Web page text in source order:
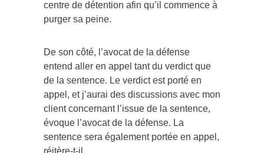
centre de détention afin qu’il commence à
purger sa peine.
De son côté, l’avocat de la défense
entend aller en appel tant du verdict que
de la sentence. Le verdict est porté en
appel, et j’aurai des discussions avec mon
client concernant l’issue de la sentence,
évoque l’avocat de la défense. La
sentence sera également portée en appel,
réitère-t-il.